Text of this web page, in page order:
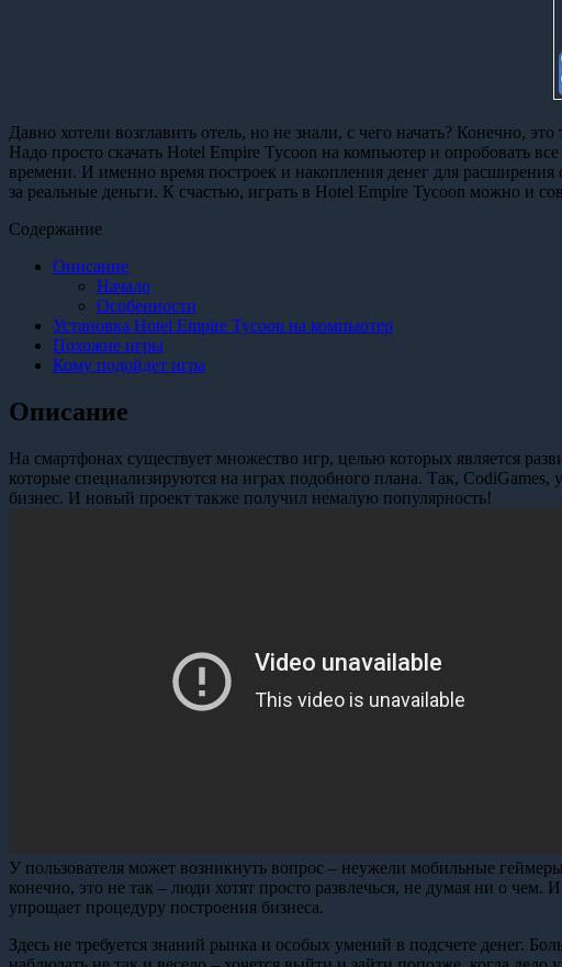
Давно хотели возглавить отель, но не знали, с чего начать? Конечно,
Надо просто скачать Hotel Empire Tycoon на компьютер и опробовать
времени. И именно время построек и накопления денег для
за реальные деньги. К счастью, играть в Hotel Empire Tycoon можно и
Содержание
Описание
Начало
Особенности
Установка Hotel Empire Tycoon на компьютер
Похожие игры
Кому подойдет игра
Описание
На смартфонах существует множество игр, целью которых является
которые специализируются на играх подобного плана. Так,
бизнес. И новый проект также получил немалую популярность!
У пользователя может возникнуть вопрос – неужели мобильные
конечно, это не так – люди хотят просто развлечься, не думая ни о
упрощает процедуру построения бизнеса.
Здесь не требуется знаний рынка и особых умений в подсчете денег.